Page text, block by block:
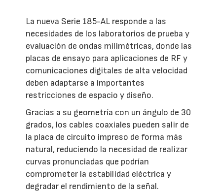
La nueva Serie 185-AL responde a las
necesidades de los laboratorios de prueba y
evaluación de ondas milimétricas, donde las
placas de ensayo para aplicaciones de RF y
comunicaciones digitales de alta velocidad
deben adaptarse a importantes
restricciones de espacio y diseño.
Gracias a su geometría con un ángulo de 30
grados, los cables coaxiales pueden salir de
la placa de circuito impreso de forma más
natural, reduciendo la necesidad de realizar
curvas pronunciadas que podrían
comprometer la estabilidad eléctrica y
degradar el rendimiento de la señal.